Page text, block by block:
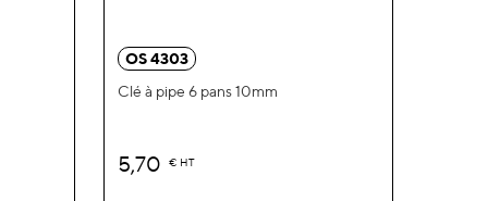
OS 4303
Clé à pipe 6 pans 10mm
5,70 € HT